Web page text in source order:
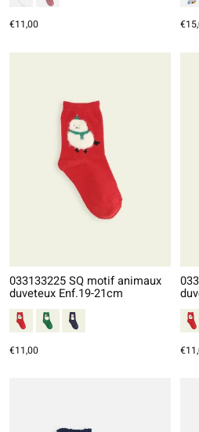
€11,00
033133225 SQ motif animaux
duveteux Enf.19-21cm
€11,00